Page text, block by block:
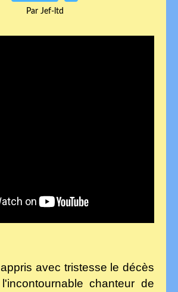
Par Jef-ltd
avec tristesse le décès
chanteur de